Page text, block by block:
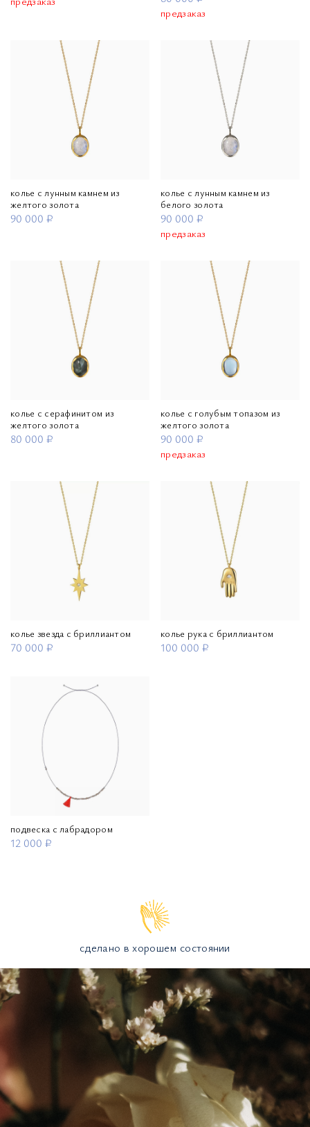
предзаказ
колье с лунным камнем из
желтого золота
90 000 ₽
колье с лунным камнем из
белого золота
90 000 ₽
предзаказ
колье с серафинитом из
желтого золота
80 000 ₽
колье с голубым топазом из
желтого золота
90 000 ₽
предзаказ
колье звезда с бриллиантом
70 000 ₽
колье рука с бриллиантом
100 000 ₽
подвеска с лабрадором
12 000 ₽
сделано в хорошем состоянии